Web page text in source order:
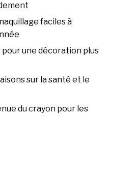
faciles à
pour une décoration plus
sur la santé et le
du crayon pour les